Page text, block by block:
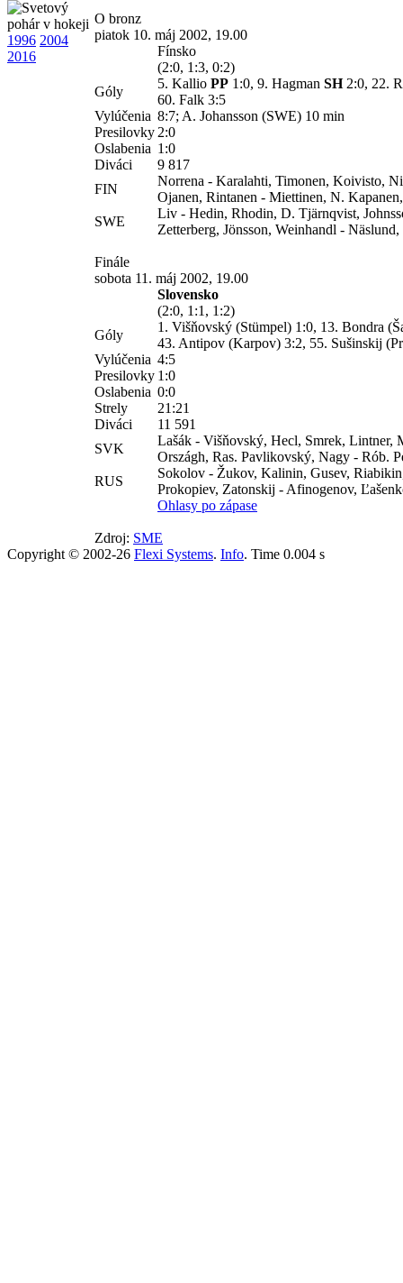
1996 2004
2016
O bronz
piatok 10. máj 2002, 19.00
Fínsko
(2:0, 1:3, 0:2)
Góly
5. Kallio PP 1:0, 9. Hagman SH2:0, 22.
60. Falk 3:5
Vylúčenia 8:7; A. Johansson (SWE) 10 min
Presilovky 2:0
Oslabenia 1:0
Diváci
9 817
FIN
Norrena - Karalahti, Timonen, Koivisto,
Ojanen, Rintanen - Miettinen, N.
SWE
Liv - Hedin, Rhodin, D. Tjärnqvist,
Zetterberg, Jönsson, Weinhandl -
Finále
sobota 11. máj 2002, 19.00
Slovensko
(2:0, 1:1, 1:2)
Góly
1. Višňovský (Stümpel) 1:0, 13. Bondra
43. Antipov (Karpov) 3:2, 55. Sušinskij
Vylúčenia 4:5
Presilovky 1:0
Oslabenia 0:0
Strely
21:21
Diváci
11 591
SVK
Lašák - Višňovský, Hecl, Smrek, Lintner,
Országh, Ras. Pavlikovský, Nagy - Rób.
RUS
Sokolov - Žukov, Kalinin, Gusev,
Prokopiev, Zatonskij - Afinogenov,
Ohlasy po zápase
Zdroj: SME
Copyright © 2002-26 Flexi Systems. Info. Time 0.004 s